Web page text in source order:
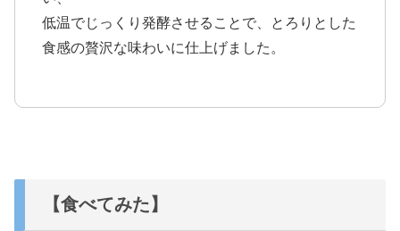
低温でじっくり発酵させることで、とろりとした
食感の贅沢な味わいに仕上げました。
【食べてみた】